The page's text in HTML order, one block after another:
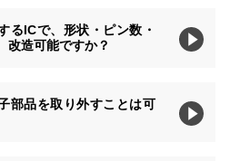
るICで、形状・ピン数・
改造可能ですか？
部品を取り外すことは可